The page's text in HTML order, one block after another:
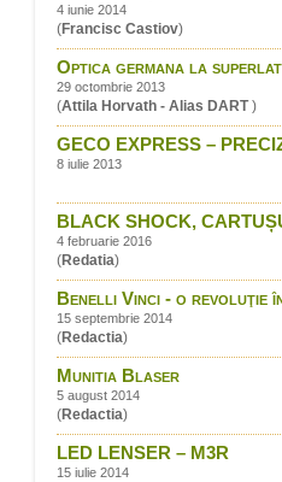
4 iunie 2014
(Francisc Castiov)
Optica germana la
29 octombrie 2013
(Attila Horvath - Alias DART)
GECO EXPRESS –
8 iulie 2013
BLACK SHOCK,
4 februarie 2016
(Redatia)
Benelli Vinci - o revoluţie
15 septembrie 2014
(Redactia)
Munitia Blaser
5 august 2014
(Redactia)
LED LENSER – M3R
15 iulie 2014